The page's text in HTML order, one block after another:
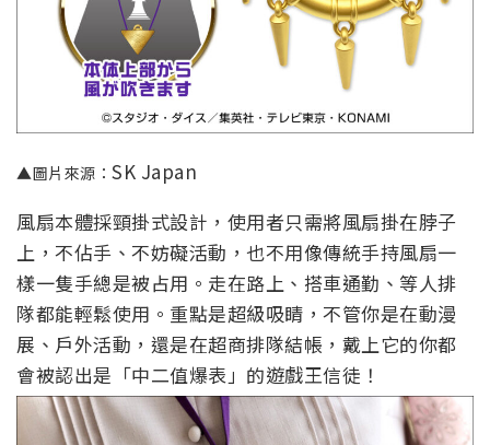
▲圖片來源： SK Japan
風扇本體採頸掛式設計，使用者只需將風扇掛在脖子
上，不佔手、不妨礙活動，也不用像傳統手持風扇一
樣一隻手總是被占用。走在路上、搭車通勤、等人排
隊都能輕鬆使用。重點是超級吸睛，不管你是在動漫
展、戶外活動，還是在超商排隊結帳，戴上它的你都
會被認出是「中二值爆表」的遊戲王信徒！